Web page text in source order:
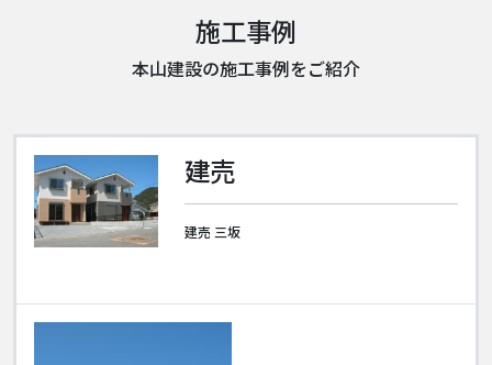
施工事例
本山建設の施工事例をご紹介
建売
建売 三坂